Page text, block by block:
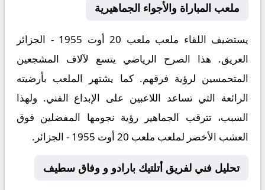
ملعب المباراة والأجواء الجماهيرية
يستضيف اللقاء ملعب ملعب 20 أوت 1955 - الجزائر
العريق. هذا الصرح الرياضي يتسع لآلاف المشجعين
المتحمسين لرؤية فرقهم. كما يشتهر الملعب بأرضيته
الرائعة التي تساعد اللاعبين على الإبداع الفني. ولهذا
السبب، تترقب الجماهير رؤية نجومها المفضلين فوق
العشب الأخضر لملعب ملعب 20 أوت 1955 - الجزائر.
تحليل فني لفريق أتلتيك بارادو و وفاق سطيف